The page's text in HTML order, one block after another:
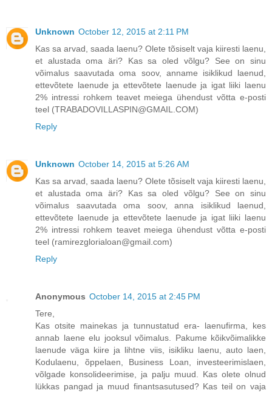
Unknown October 12, 2015 at 2:11 PM
Kas sa arvad, saada laenu? Olete tõsiselt vaja kiiresti laenu,
et alustada oma äri? Kas sa oled võlgu? See on sinu
võimalus saavutada oma soov, anname isiklikud laenud,
ettevõtete laenude ja ettevõtete laenude ja igat liiki laenu
2% intressi rohkem teavet meiega ühendust võtta e-posti
teel (TRABADOVILLASPIN@GMAIL.COM)
Reply
Unknown October 14, 2015 at 5:26 AM
Kas sa arvad, saada laenu? Olete tõsiselt vaja kiiresti laenu,
et alustada oma äri? Kas sa oled võlgu? See on sinu
võimalus saavutada oma soov, anna isiklikud laenud,
ettevõtete laenude ja ettevõtete laenude ja igat liiki laenu
2% intressi rohkem teavet meiega ühendust võtta e-posti
teel (ramirezglorialoan@gmail.com)
Reply
Anonymous October 14, 2015 at 2:45 PM
Tere,
Kas otsite mainekas ja tunnustatud era- laenufirma, kes
annab laene elu jooksul võimalus. Pakume kõikvõimalikke
laenude väga kiire ja lihtne viis, isikliku laenu, auto laen,
Kodulaenu, õppelaen, Business Loan, investeerimislaen,
võlgade konsolideerimise, ja palju muud. Kas olete olnud
lükkas pangad ja muud finantsasutused? Kas teil on vaja